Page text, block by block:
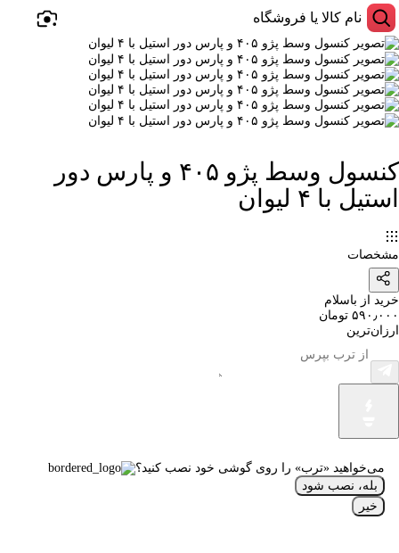
کنسول وسط پژو ۴۰۵ و پارس دور
استیل با ۴ لیوان
مشخصات
خرید از باسلام
۵۹۰٫۰۰۰ تومان
ارزان‌ترین
می‌خواهید «ترب» را روی گوشی خود نصب کنید؟
بله، نصب شود
خیر